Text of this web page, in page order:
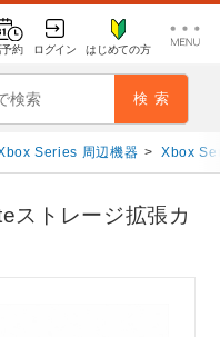
約 ログイン はじめての方
Series 周辺機器 > Xbox
ストレージ拡張カ